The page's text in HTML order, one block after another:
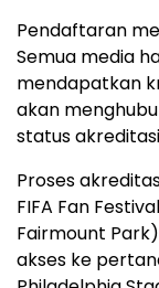
Pendaftaran
Semua media
mendapatkan
akan
status
Proses
FIFA Fan
Fairmount
akses ke